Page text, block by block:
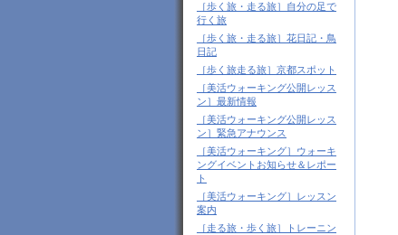
［歩く旅・走る旅］自分の足で
行く旅
［歩く旅・走る旅］花日記・鳥
日記
［歩く旅走る旅］京都スポット
［美活ウォーキング公開レッス
ン］最新情報
［美活ウォーキング公開レッス
ン］緊急アナウンス
［美活ウォーキング］ウォーキ
ングイベントお知らせ＆レポー
ト
［美活ウォーキング］レッスン
案内
［走る旅・歩く旅］トレーニン